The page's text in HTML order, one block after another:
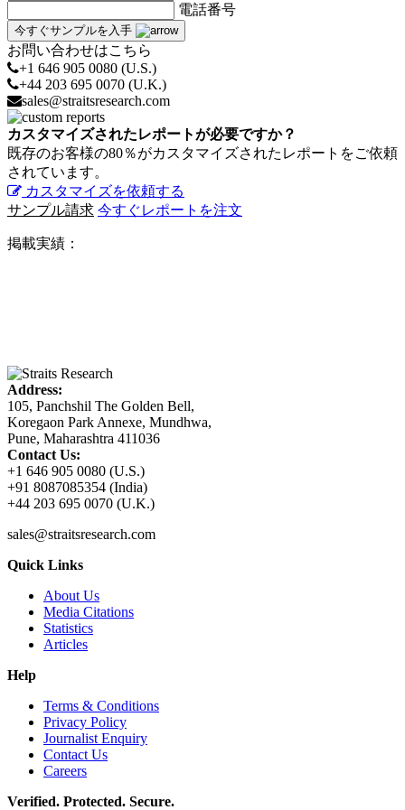
電話番号
今すぐサンプルを入手
お問い合わせはこちら
+1 646 905 0080 (U.S.)
+44 203 695 0070 (U.K.)
sales@straitsresearch.com
カスタマイズされたレポートが必要ですか？
既存のお客様の80％がカスタマイズされたレポートをご依頼
されています。
カスタマイズを依頼する
サンプル請求 今すぐレポートを注文
掲載実績：
Address:
105, Panchshil The Golden Bell,
Koregaon Park Annexe, Mundhwa,
Pune, Maharashtra 411036
Contact Us:
+1 646 905 0080 (U.S.)
+91 8087085354 (India)
+44 203 695 0070 (U.K.)
sales@straitsresearch.com
Quick Links
About Us
Media Citations
Statistics
Articles
Help
Terms & Conditions
Privacy Policy
Journalist Enquiry
Contact Us
Careers
Verified. Protected. Secure.